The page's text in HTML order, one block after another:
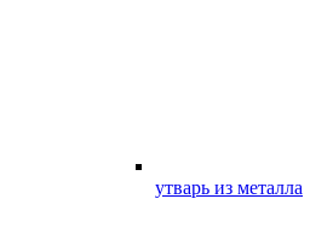
утварь из металла